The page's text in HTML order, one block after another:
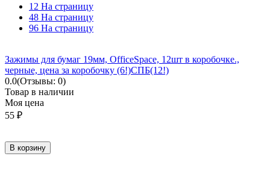
12 На страницу
48 На страницу
96 На страницу
Зажимы для бумаг 19мм, OfficeSpace, 12шт в коробочке.,
черные, цена за коробочку (6!)СПБ(12!)
0.0(Отзывы: 0)
Товар в наличии
Моя цена
55 ₽
В корзину